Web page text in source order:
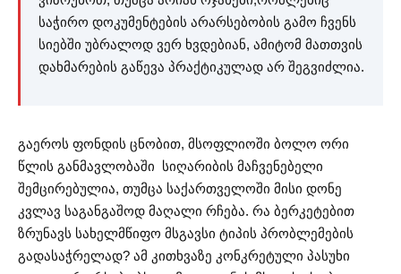
საჭირო დოკუმენტების არარსებობის გამო ჩვენს
სიებში უბრალოდ ვერ ხვდებიან, ამიტომ მათთვის
დახმარების გაწევა პრაქტიკულად არ შეგვიძლია.
გაეროს ფონდის ცნობით, მსოფლიოში ბოლო ორი
წლის განმავლობაში სიღარიბის მაჩვენებელი
შემცირებულია, თუმცა საქართველოში მისი დონე
კვლავ საგანგაშოდ მაღალი რჩება. რა ბერკეტებით
ზრუნავს სახელმწიფო მსგავსი ტიპის პრობლემების
გადასაჭრელად? ამ კითხვაზე კონკრეტული პასუხი